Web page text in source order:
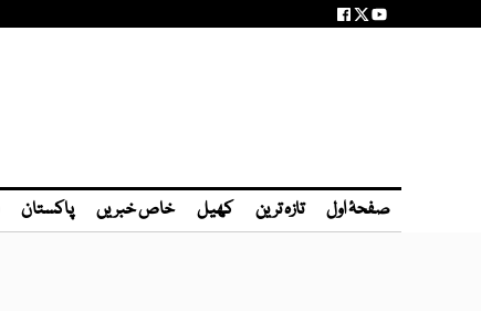
صفحۂ اول تازہ ترین کھیل خاص خبریں پاکستان